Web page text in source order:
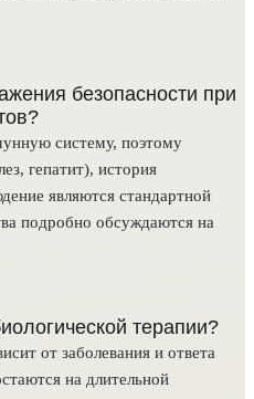
безопасности при
систему, поэтому
гепатит), история
являются стандартной
подробно обсуждаются на
терапии?
от заболевания и ответа
на длительной